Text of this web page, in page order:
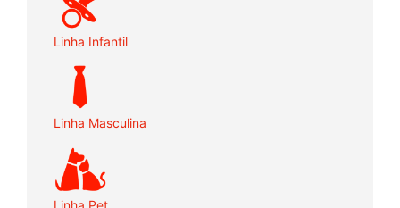
Linha Infantil
Linha Masculina
Linha Pet